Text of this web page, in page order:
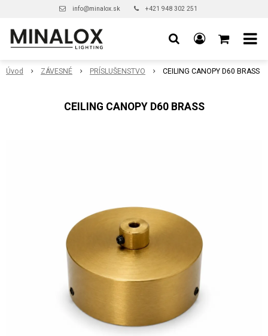
info@minalox.sk +421 948 302 251
Úvod ZÁVESNÉ PRÍSLUŠENSTVO CEILING CANOPY D60 BRASS
CEILING CANOPY D60 BRASS